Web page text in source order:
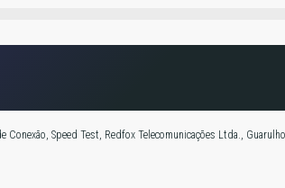
Speed Test, Redfox Telecomunicações Ltda.,